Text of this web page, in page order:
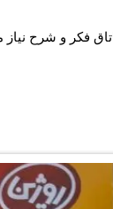
فکر و شرح